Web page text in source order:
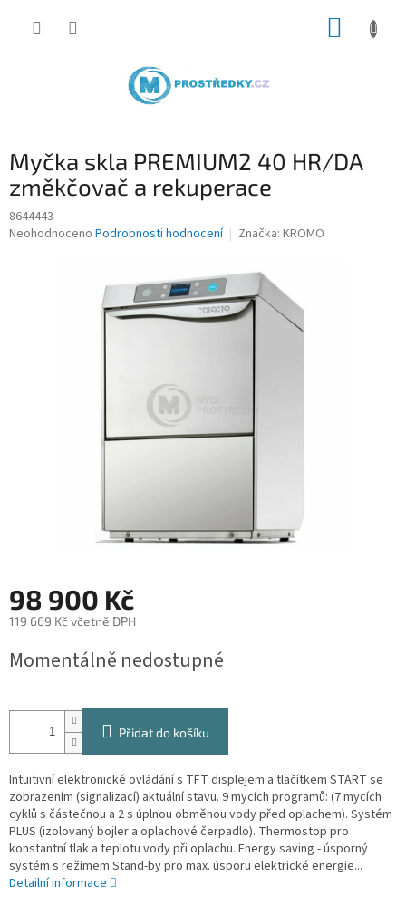
Myčka skla PREMIUM2 40 HR/DA
změkčovač a rekuperace
8644443
Průměrné
Neohodnoceno Podrobnosti hodnocení Značka: KROMO
98 900 Kč
119 669 Kč včetně DPH
cena:
Momentálně nedostupné
Přidat do košíku
Intuitivní elektronické ovládání s TFT displejem a tlačítkem START se
zobrazením (signalizací) aktuální stavu. 9 mycích programů: (7 mycích
cyklů s částečnou a 2 s úplnou obměnou vody před oplachem). Systém
PLUS (izolovaný bojler a oplachové čerpadlo). Thermostop pro
konstantní tlak a teplotu vody při oplachu. Energy saving - úsporný
systém s režimem Stand-by pro max. úsporu elektrické energie...
Detailní informace